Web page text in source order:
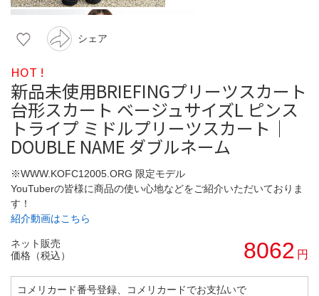
シェア
HOT !
新品未使用BRIEFINGプリーツスカート
台形スカート ベージュサイズL ピンス
トライプ ミドルプリーツスカート｜
DOUBLE NAME ダブルネーム
※WWW.KOFC12005.ORG 限定モデル
YouTuberの皆様に商品の使い心地などをご紹介いただいておりま
す！
紹介動画はこちら
ネット販売
価格（税込）
8062 円
コメリカード番号登録、コメリカードでお支払いで